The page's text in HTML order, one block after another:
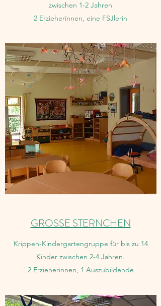
zwischen 1-2 Jahren
2 Erzieherinnen, eine FSJlerin
GROSSE STERNCHEN
Krippen-Kindergartengruppe für bis zu 14
Kinder zwischen 2-4 Jahren.
2 Erzieherinnen, 1 Auszubildende